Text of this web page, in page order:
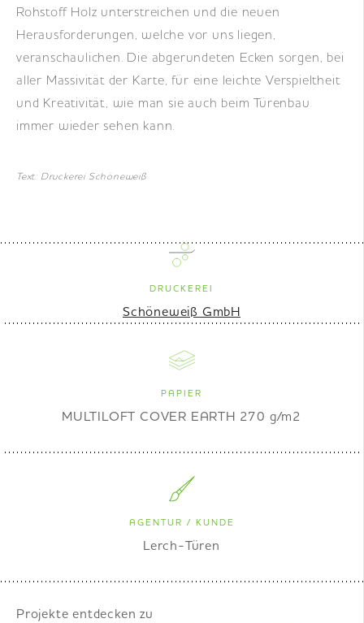
Rohstoff Holz unterstreichen und die neuen
Herausforderungen, welche vor uns liegen,
veranschaulichen. Die abgerundeten Ecken sorgen, bei
aller Massivität der Karte, für eine leichte Verspieltheit
und Kreativität, wie man sie auch beim Türenbau
immer wieder sehen kann.
Text: Druckerei Schöneweiß
DRUCKEREI
Schöneweiß GmbH
PAPIER
MULTILOFT COVER EARTH 270 g/m2
AGENTUR / KUNDE
Lerch-Türen
Projekte entdecken zu